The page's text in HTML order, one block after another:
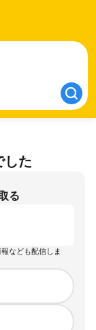
した
る
なども配信しま